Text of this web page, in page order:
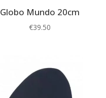
Globo Mundo 20cm
€39.50